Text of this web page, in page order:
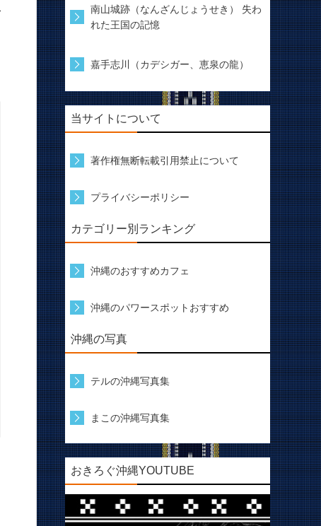
南山城跡（なんざんじょうせき） 失わ
れた王国の記憶
嘉手志川（カデシガー、恵泉の龍）
当サイトについて
著作権無断転載引用禁止について
プライバシーポリシー
カテゴリー別ランキング
沖縄のおすすめカフェ
沖縄のパワースポットおすすめ
沖縄の写真
テルの沖縄写真集
まこの沖縄写真集
おきろぐ沖縄YOUTUBE